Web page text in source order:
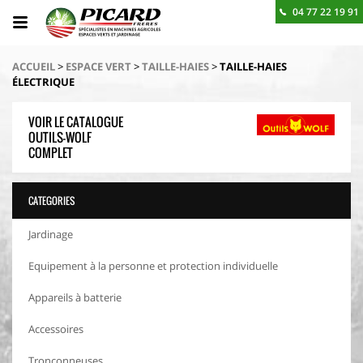
BESOIN D'UN RENSEIGNEMENT ? CONTACTEZ-NOUS
04 77 22 19 91
ACCUEIL> ESPACE VERT>TAILLE-HAIES>TAILLE-HAIES
ÉLECTRIQUE
VOIR LE CATALOGUE
OUTILS-WOLF
COMPLET
CATEGORIES
Jardinage
Equipement à la personne et protection individuelle
Appareils à batterie
Accessoires